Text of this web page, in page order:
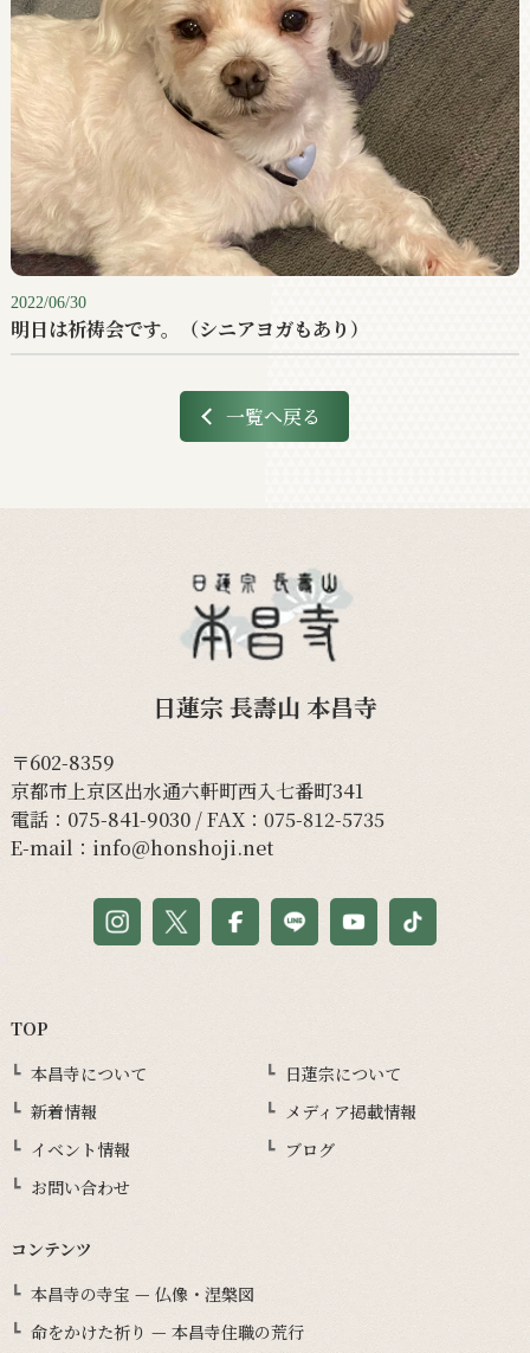
2022/06/30
明日は祈祷会です。（シニアヨガもあり）
一覧へ戻る
日蓮宗 長壽山 本昌寺
〒602-8359
京都市上京区出水通六軒町西入七番町341
電話： 075-841-9030/ FAX：075-812-5735
E-mail： info@honshoji.net
TOP
本昌寺について
日蓮宗について
新着情報
メディア掲載情報
イベント情報
ブログ
お問い合わせ
コンテンツ
本昌寺の寺宝 — 仏像・涅槃図
命をかけた祈り — 本昌寺住職の荒行